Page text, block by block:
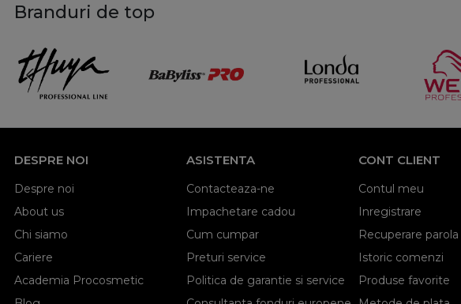
Branduri de top
DESPRE NOI
Despre noi
About us
Chi siamo
Cariere
Academia Procosmetic
ASISTENTA
Contacteaza-ne
Impachetare cadou
Cum cumpar
Preturi service
Politica de garantie si service
CONT CLIENT
Contul meu
Inregistrare
Recuperare parola
Istoric comenzi
Produse favorite